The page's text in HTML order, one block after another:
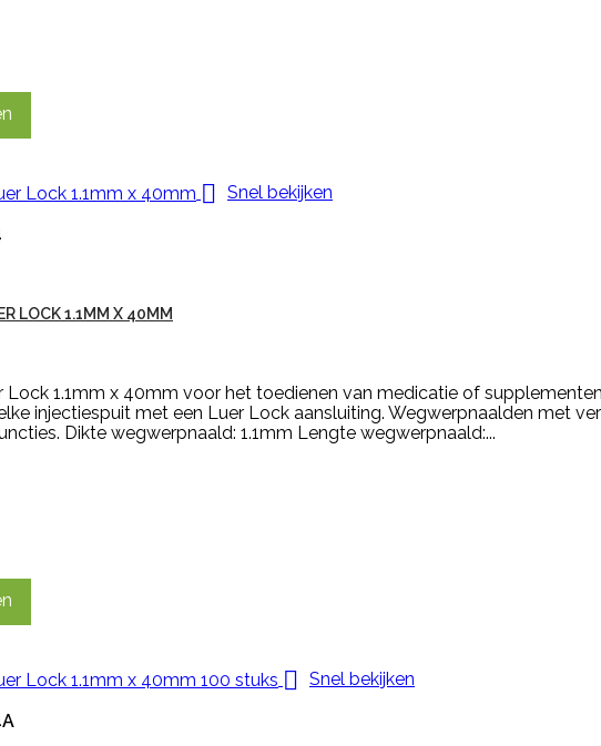
 Snel bekijken
LOCK 1.1MM X 40MM
Lock 1.1mm x 40mm voor het toedienen van medicatie of
injectiespuit met een Luer Lock aansluiting. Wegwerpnaalden met
Dikte wegwerpnaald: 1.1mm Lengte wegwerpnaald:...
 Snel bekijken